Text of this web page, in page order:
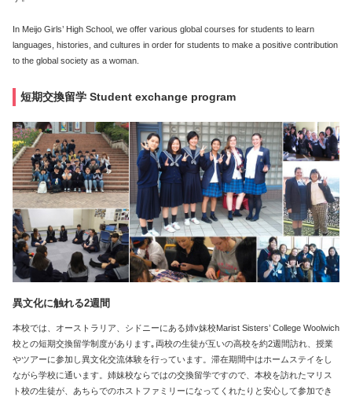
In Meijo Girls’ High School, we offer various global courses for students to learn
languages, histories, and cultures in order for students to make a positive contribution
to the global society as a woman.
短期交換留学 Student exchange program
異文化に触れる2週間
本校では、オーストラリア、シドニーにある姉v妹校Marist Sisters’ College Woolwich
校との短期交換留学制度があります｡両校の生徒が互いの高校を約2週間訪れ、授業
やツアーに参加し異文化交流体験を行っています。滞在期間中はホームステイをし
ながら学校に通います。姉妹校ならではの交換留学ですので、本校を訪れたマリス
ト校の生徒が、あちらでのホストファミリーになってくれたりと安心して参加でき